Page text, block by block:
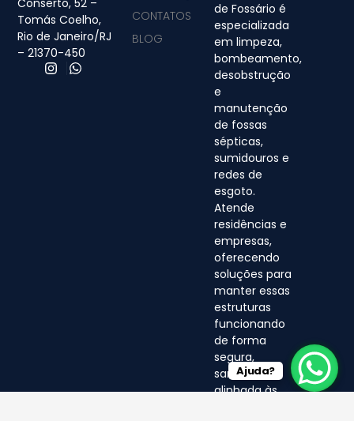
Tomás Coelho,
Rio de Janeiro/RJ
– 21370-450
de Fossário é
especializada
em limpeza,
bombeamento,
desobstrução
e
manutenção
de fossas
sépticas,
sumidouros e
redes de
esgoto.
Atende
residências e
empresas,
oferecendo
soluções para
manter essas
estruturas
funcionando
de forma
segura,
sanitária e
alinhada às
CONTATOS
BLOG
Ajuda?